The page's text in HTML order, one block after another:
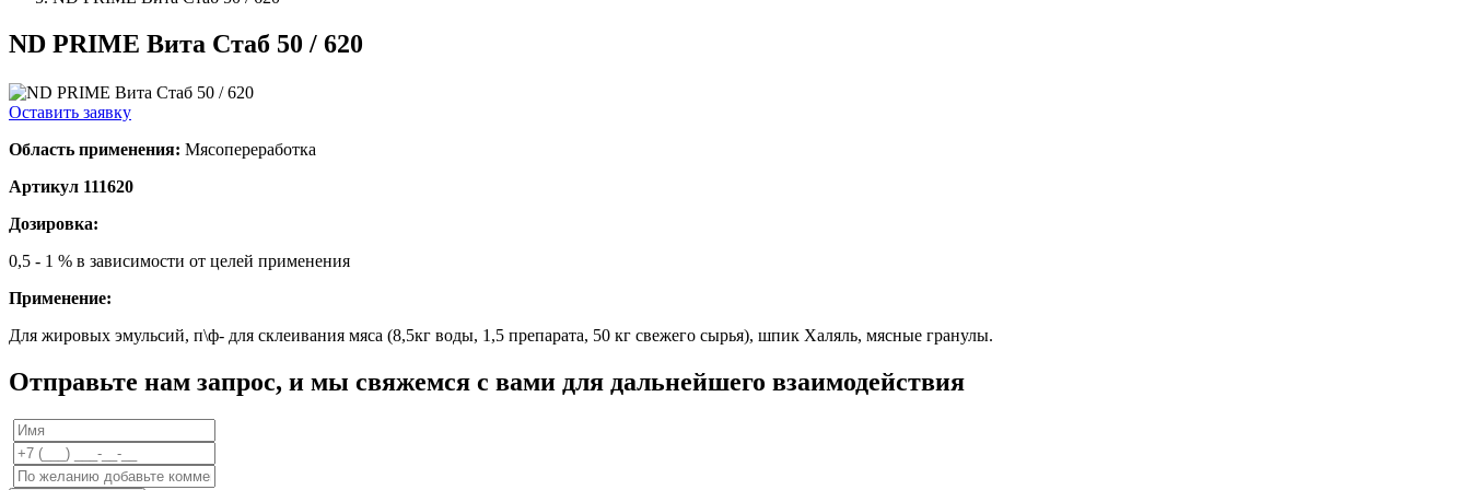
ND PRIME Вита Стаб 50 / 620
Оставить заявку
Область применения: Мясопереработка
Артикул 111620
Дозировка:
0,5 - 1 % в зависимости от целей применения
Применение:
Для жировых эмульсий, п\ф- для склеивания мяса (8,5кг воды, 1,5 препарата, 50 кг свежего сырья), шпик Халяль, мясные гранулы.
Отправьте нам запрос, и мы свяжемся с вами для дальнейшего взаимодействия